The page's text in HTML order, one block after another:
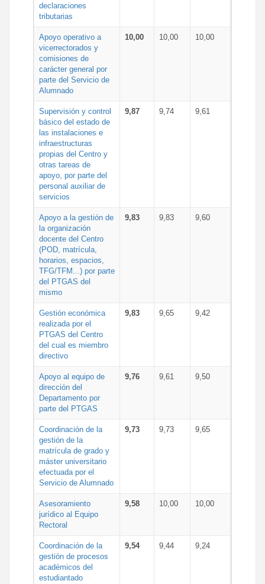
declaraciones
tributarias
Apoyo operativo a
vicerrectorados y
comisiones de
carácter general por
parte del Servicio de
Alumnado
10,00 10,00 10,00
Supervisión y control
básico del estado de
las instalaciones e
infraestructuras
propias del Centro y
otras tareas de
apoyo, por parte del
personal auxiliar de
servicios
9,87 9,74 9,61
Apoyo a la gestión de
la organización
docente del Centro
(POD, matrícula,
horarios, espacios,
TFG/TFM...) por parte
del PTGAS del
mismo
9,83 9,83 9,60
Gestión económica
realizada por el
PTGAS del Centro
del cual es miembro
directivo
9,83 9,65 9,42
Apoyo al equipo de
dirección del
Departamento por
parte del PTGAS
9,76 9,61 9,50
Coordinación de la
gestión de la
matrícula de grado y
máster universitario
efectuada por el
Servicio de Alumnado
9,73 9,73 9,65
Asesoramiento
jurídico al Equipo
Rectoral
9,58 10,00 10,00
Coordinación de la
gestión de procesos
académicos del
estudiantado
9,54 9,44 9,24